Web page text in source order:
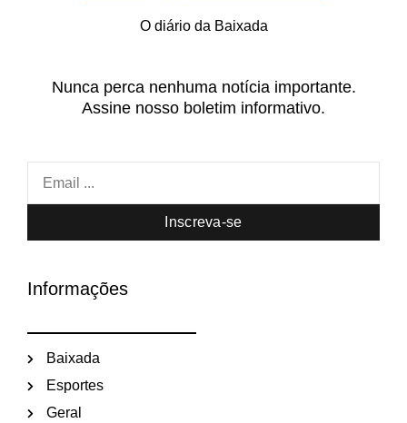
O diário da Baixada
Nunca perca nenhuma notícia importante.
Assine nosso boletim informativo.
Inscreva-se
Informações
Baixada
Esportes
Geral